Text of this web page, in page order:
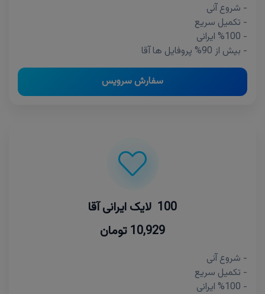
- شروع آنی
- تکمیل سریع
- %100 ایرانی
- بیش از 90% پروفایل ها آقا
سفارش سرویس
100 لایک ایرانی آقا
10,929 تومان
- شروع آنی
- تکمیل سریع
- %100 ایرانی